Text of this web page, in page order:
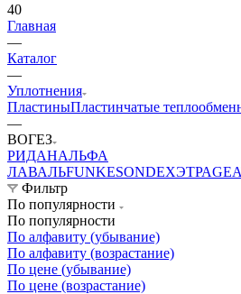
40
Главная
—
Каталог
—
Уплотнения
ПластиныПластинчатые
—
ВОГЕЗ
РИДАНАЛЬФА
ЛАВАЛЬFUNKESONDEXЭТРАGEA
Фильтр
По популярности
По популярности
По алфавиту (убывание)
По алфавиту (возрастание)
По цене (убывание)
По цене (возрастание)